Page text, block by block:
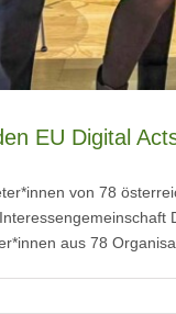
EU Digital
von 78
aus 78